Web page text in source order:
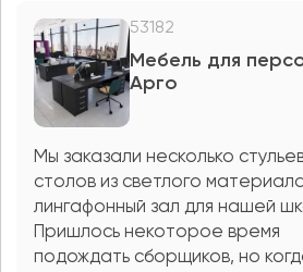
53182
Мебель для
Арго
Мы заказали несколько
столов из светлого
лингафонный зал для нашей
Пришлось некоторое время
подождать сборщиков, но